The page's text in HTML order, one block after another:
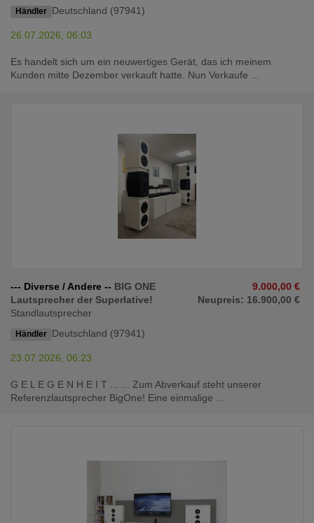
Händler Deutschland (97941)
26.07.2026, 06:03
Es handelt sich um ein neuwertiges Gerät, das ich meinem
Kunden mitte Dezember verkauft hatte. Nun Verkaufe ...
--- Diverse / Andere -- BIG ONE
Lautsprecher der Superlative!
Standlautsprecher
Händler Deutschland (97941)
9.000,00 €
Neupreis: 16.900,00 €
23.07.2026, 06:23
G E L E G E N H E I T ... ... Zum Abverkauf steht unserer
Referenzlautsprecher BigOne! Eine einmalige ...